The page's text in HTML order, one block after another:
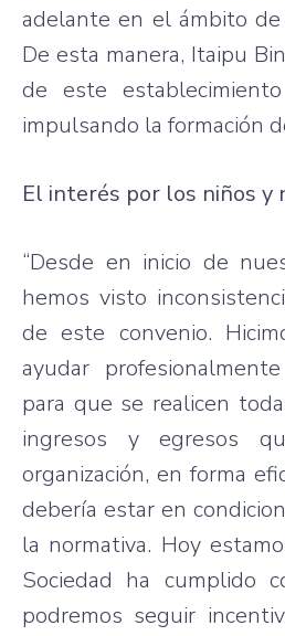
adelante en el ámbito
De esta manera, Itaipu
de este
impulsando la formación
El interés por los niños y
“Desde en inicio de
hemos visto
de este convenio.
ayudar
para que se realicen
ingresos y egresos
organización, en forma
debería estar en
la normativa. Hoy
Sociedad ha cumplido
podremos seguir